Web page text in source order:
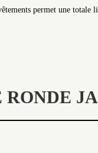
permet une totale